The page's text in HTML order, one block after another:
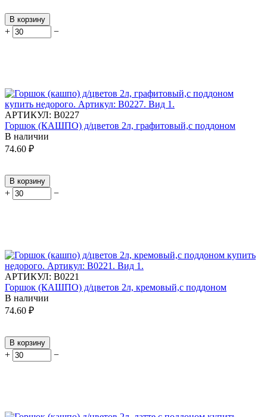
В корзину
+ −
АРТИКУЛ: В0227
Горшок (КАШПО) д/цветов 2л, графитовый,с поддоном
В наличии
74.60 ₽
В корзину
+ −
АРТИКУЛ: В0221
Горшок (КАШПО) д/цветов 2л, кремовый,с поддоном
В наличии
74.60 ₽
В корзину
+ −